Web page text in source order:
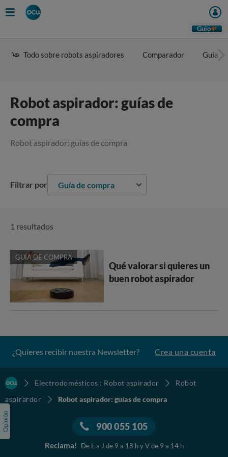
Guio
Todo sobre robots aspiradores Comparador Guía
Robot aspirador: guías de
compra
Robot aspirador: guías de compra
Filtrar por Guía de compra
1 resultados
GUÍA DE COMPRA
Qué valorar si quieres un
buen robot aspirador
¿Quieres recibir nuestra Newsletter? Crea una cuenta
Electrodomésticos : Robot aspirador
Robot
aspirardor
Robot aspirador: guías de compra
900 055 105
Reclama! De L a J de 9 a 18 h y V de 9 a 14 h